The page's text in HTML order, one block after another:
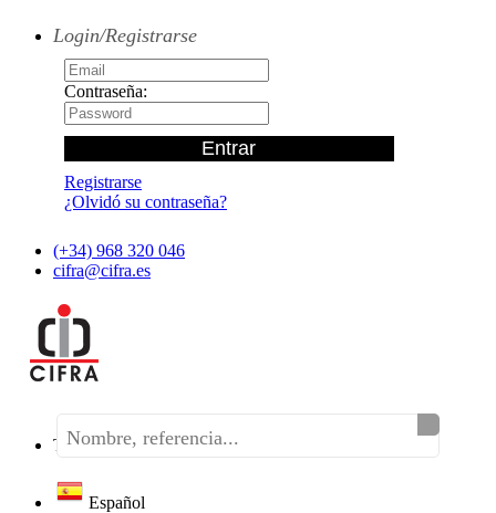
Login/Registrarse
Contraseña:
Registrarse
¿Olvidó su contraseña?
(+34) 968 320 046
cifra@cifra.es
Teléfono:(+34) 968 320 046
Español